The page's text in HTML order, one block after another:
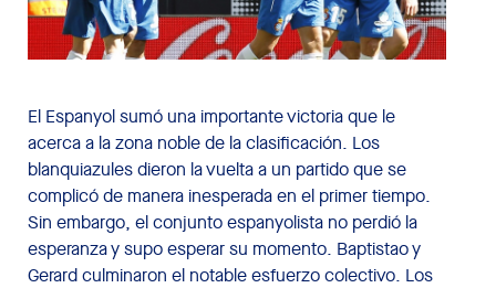
El Espanyol sumó una importante victoria que le
acerca a la zona noble de la clasificación. Los
blanquiazules dieron la vuelta a un partido que se
complicó de manera inesperada en el primer tiempo.
Sin embargo, el conjunto espanyolista no perdió la
esperanza y supo esperar su momento. Baptistao y
Gerard culminaron el notable esfuerzo colectivo. Los